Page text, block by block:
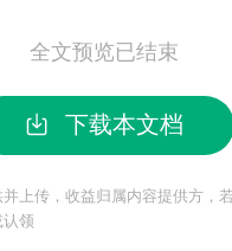
全文预览已结束
下载本文档
上传，收益归属内容提供方，
领